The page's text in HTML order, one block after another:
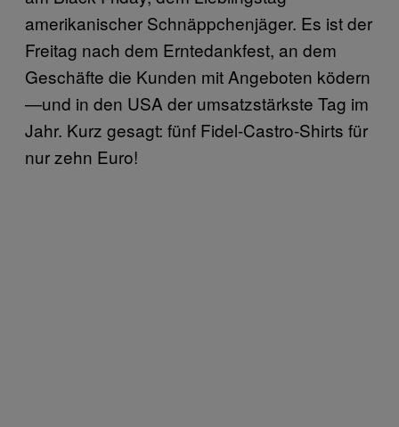
amerikanischer Schnäppchenjäger. Es ist der
Freitag nach dem Erntedankfest, an dem
Geschäfte die Kunden mit Angeboten ködern
—und in den USA der umsatzstärkste Tag im
Jahr. Kurz gesagt: fünf Fidel-Castro-Shirts für
nur zehn Euro!